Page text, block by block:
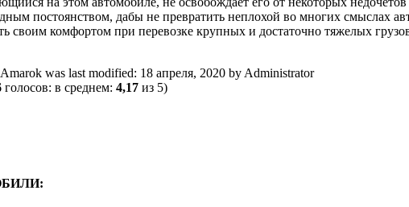
постоянством, дабы не превратить неплохой во многих смыслах
своим комфортом при перевозке крупных и достаточно тяжелых
was last modified: 18 апреля, 2020 by Administrator
голосов: в среднем: 4,17 из 5)